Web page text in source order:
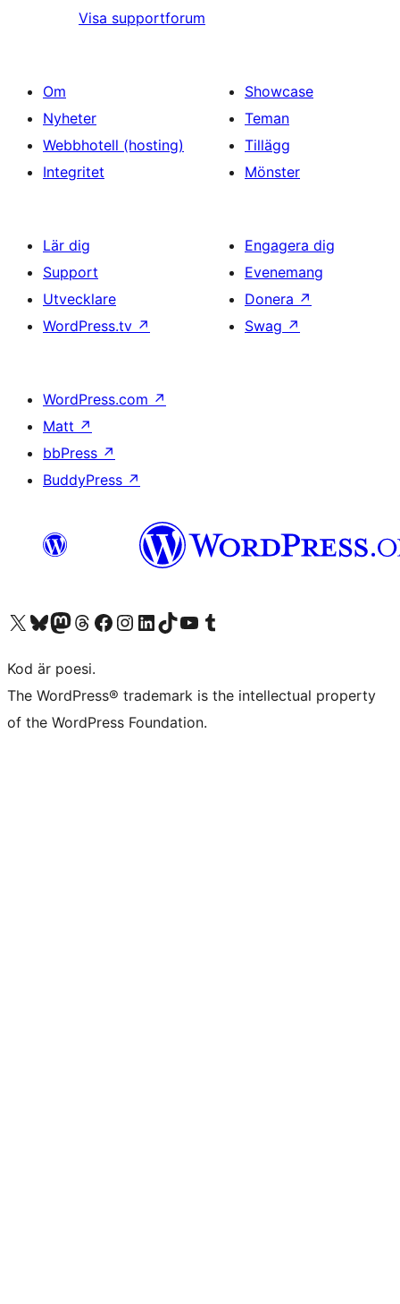
Visa supportforum
Om
Nyheter
Webbhotell (hosting)
Integritet
Showcase
Teman
Tillägg
Mönster
Lär dig
Support
Utvecklare
WordPress.tv ↗
Engagera dig
Evenemang
Donera ↗
Swag ↗
WordPress.com ↗
Matt ↗
bbPress ↗
BuddyPress ↗
Besök vår X-konto (f.d. Twitter)
Besök vårt Bluesky-konto
Besök vårt Mastodon-konto
Besök vårt Thread-konto
Besök vår Facebook-sidaBesök vårt Instagram-konto
Besök vårt LinkedIn-konto
Besök vårt TikTok-konto
Besök vår YouTube-kanalBesök vårt Tumblr-konto
Kod är poesi.
The WordPress® trademark is the intellectual property
of the WordPress Foundation.